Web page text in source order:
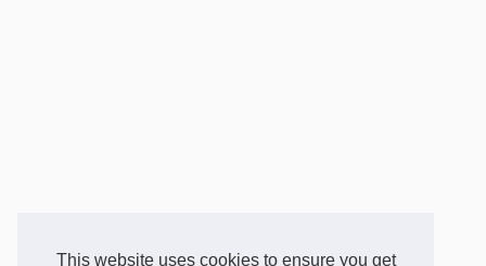
This website uses cookies to ensure you get